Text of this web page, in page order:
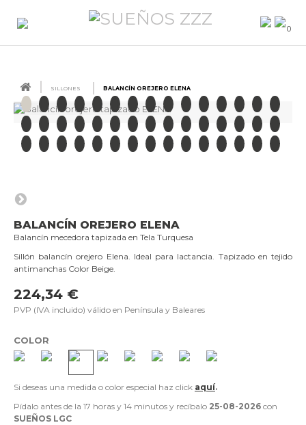
SILLONES BALANCÍN OREJERO ELENA
BALANCÍN OREJERO ELENA
Balancín mecedora tapizada en Tela Turquesa
Sillón balancín orejero Elena. Ideal para lactancia. Tapizado en tejido
antimanchas Color Beige.
224,34 €
PVP (IVA incluido) válido en Península y Baleares
COLOR
Si deseas una medida o color especial haz click aquí.
Pídalo antes de la 17 horas y 14 minutos y recíbalo 25-08-2026 con
SUEÑOS LGC
0